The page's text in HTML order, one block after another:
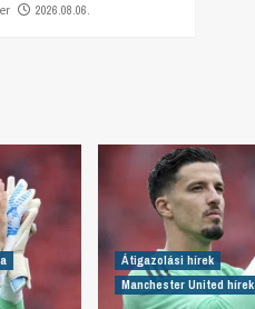
2026.08.06.
Átigazolási hírek
Manchester United hírek